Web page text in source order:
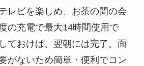
レビを楽しめ、お茶の間の会
の充電で最大14時間使用で
ておけば、翌朝には完了。面
がないため簡単・便利でコン